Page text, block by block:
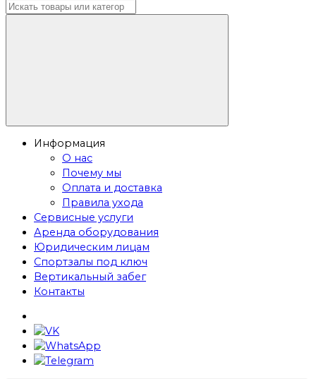
Информация
О нас
Почему мы
Оплата и доставка
Правила ухода
Сервисные услуги
Аренда оборудования
Юридическим лицам
Спортзалы под ключ
Вертикальный забег
Контакты